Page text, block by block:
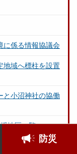
防災
係る情報協議会
地域へ標柱を設置
と小沼神社の協働
地区一覧
で紹介！【秋田の